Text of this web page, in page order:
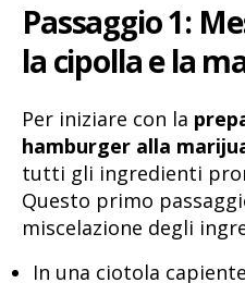
Passaggio 1:
la cipolla e la
Per iniziare con la
hamburger alla
tutti gli ingredienti
Questo primo
miscelazione degli
In una ciotola